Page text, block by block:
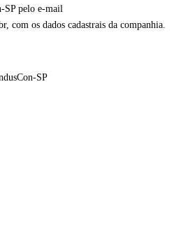
SP pelo e-mail
com os dados cadastrais da companhia.
SP